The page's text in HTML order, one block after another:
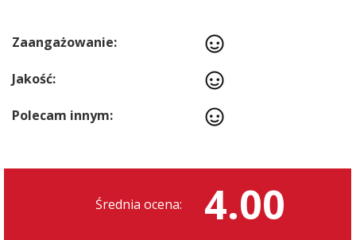
Zaangażowanie:
Jakość:
Polecam innym:
Średnia ocena: 4.00